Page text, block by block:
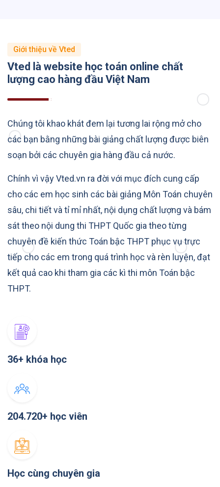
Giới thiệu về Vted
Vted là website học toán online chất
lượng cao hàng đầu Việt Nam
Chúng tôi khao khát đem lại tương lai rộng mở cho
các bạn bằng những bài giảng chất lượng được biên
soạn bởi các chuyên gia hàng đầu cả nước.
Chính vì vậy Vted.vn ra đời với mục đích cung cấp
cho các em học sinh các bài giảng Môn Toán chuyên
sâu, chi tiết và tỉ mỉ nhất, nội dụng chất lượng và bám
sát theo nội dung thi THPT Quốc gia theo từng
chuyên đề kiến thức Toán bậc THPT phục vụ trực
tiếp cho các em trong quá trình học và rèn luyện, đạt
kết quả cao khi tham gia các kì thi môn Toán bậc
THPT.
36+ khóa học
204.720+ học viên
Học cùng chuyên gia